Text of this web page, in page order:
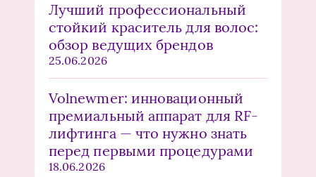
Лучший профессиональный
стойкий краситель для волос:
обзор ведущих брендов
25.06.2026
Volnewmer: инновационный
премиальный аппарат для RF-
лифтинга — что нужно знать
перед первыми процедурами
18.06.2026